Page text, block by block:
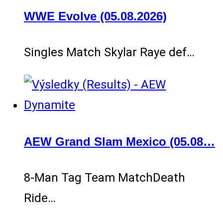
WWE Evolve (05.08.2026)
Singles Match Skylar Raye def…
AEW Grand Slam Mexico (05.08…
8-Man Tag Team MatchDeath
Ride…